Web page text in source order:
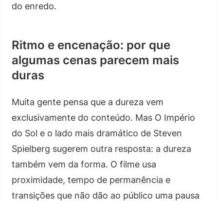
do enredo.
Ritmo e encenação: por que
algumas cenas parecem mais
duras
Muita gente pensa que a dureza vem
exclusivamente do conteúdo. Mas O Império
do Sol e o lado mais dramático de Steven
Spielberg sugerem outra resposta: a dureza
também vem da forma. O filme usa
proximidade, tempo de permanência e
transições que não dão ao público uma pausa